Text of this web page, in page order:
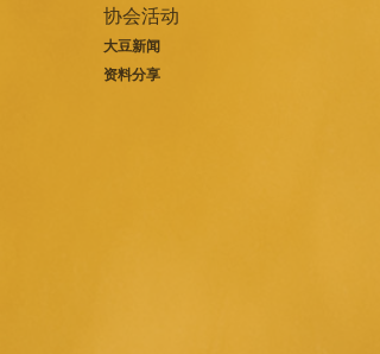
协会活动
大豆新闻
资料分享